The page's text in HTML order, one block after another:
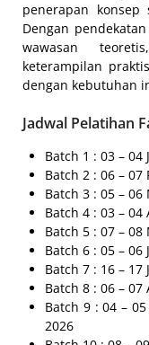
penerapan
Dengan
wawasan
keterampilan
dengan kebutuhan
Jadwal Pelatihan
Batch 1 : 03 –
Batch 2 : 06 –
Batch 3 : 05 –
Batch 4 : 03 –
Batch 5 : 07 –
Batch 6 : 05 – 06
Batch 7 : 16 – 17
Batch 8 : 06 –
Batch 9 : 04 –
2026